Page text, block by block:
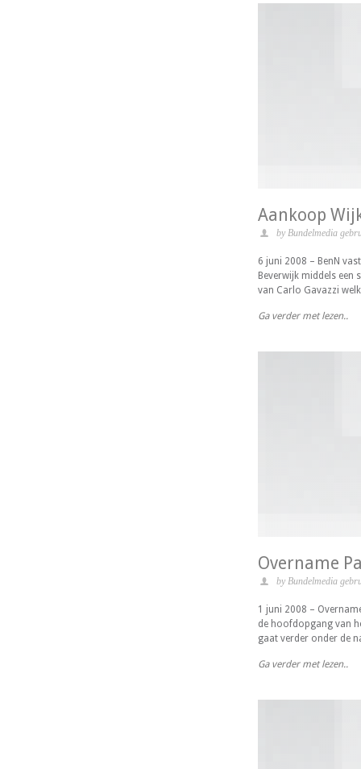
Aankoop
by Bundelmedia
6 juni 2008 – BenN
Beverwijk middels een
van Carlo Gavazzi
Ga verder met lezen..
Overname
by Bundelmedia
1 juni 2008 –
de hoofdopgang van
gaat verder onder de
Ga verder met lezen..